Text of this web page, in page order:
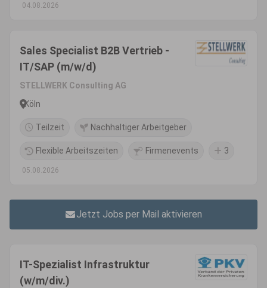
04.08.2026
Sales Specialist B2B Vertrieb -
IT/SAP (m/w/d)
STELLWERK Consulting AG
Köln
Teilzeit Nachhaltiger Arbeitgeber
Flexible Arbeitszeiten Firmenevents 3
05.08.2026
Jetzt Jobs per Mail aktivieren
IT-Spezialist Infrastruktur
(w/m/div.)